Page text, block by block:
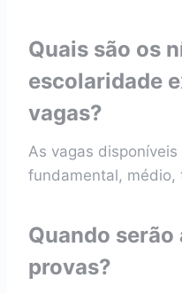
Quais são os
escolaridade
vagas?
As vagas
fundamental, médio,
Quando
provas?